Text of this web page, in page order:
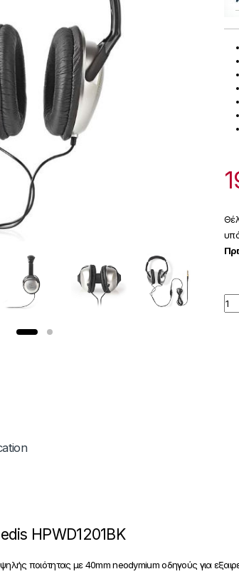
HPWD1201BK
ποιότητας με 40mm neodymium οδηγούς για